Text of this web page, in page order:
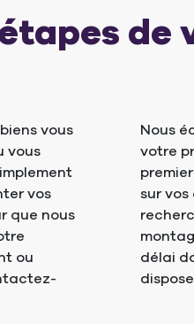
vous
vous
vos
que nous
ou
Nous
votre
sur
délai